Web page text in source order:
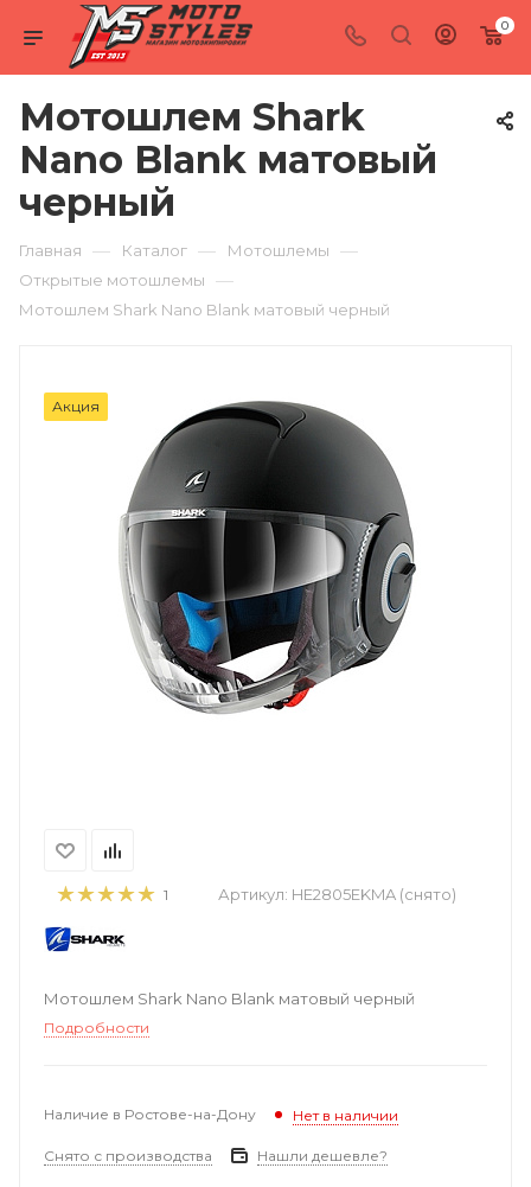
0
Мотошлем Shark
Nano Blank матовый
черный
Главная — Каталог — Мотошлемы —
Открытые мотошлемы —
Мотошлем Shark Nano Blank матовый черный
Акция
1 Артикул: HE2805EKMA (снято)
Мотошлем Shark Nano Blank матовый черный
Подробности
Наличие в Ростове-на-Дону Нет в наличии
Снято с производства Нашли дешевле?